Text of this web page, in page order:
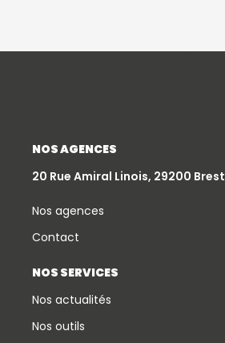
NOS AGENCES
20 Rue Amiral Linois, 29200 Brest
Nos agences
Contact
NOS SERVICES
Nos actualités
Nos outils